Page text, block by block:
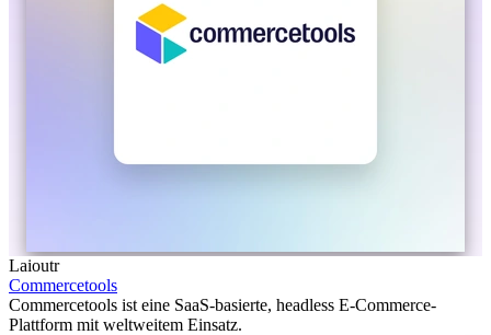
Laioutr
Commercetools
Commercetools ist eine SaaS-basierte, headless E-Commerce-
Plattform mit weltweitem Einsatz.